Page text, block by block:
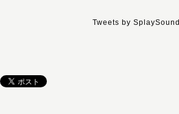
Tweets by SplaySound